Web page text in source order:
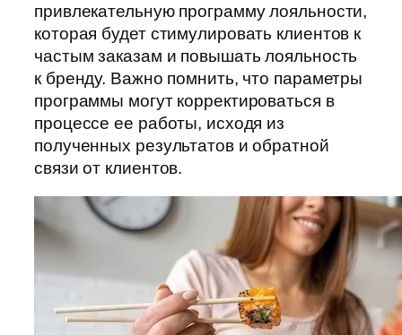
привлекательную программу лояльности,
которая будет стимулировать клиентов к
частым заказам и повышать лояльность
к бренду. Важно помнить, что параметры
программы могут корректироваться в
процессе ее работы, исходя из
полученных результатов и обратной
связи от клиентов.